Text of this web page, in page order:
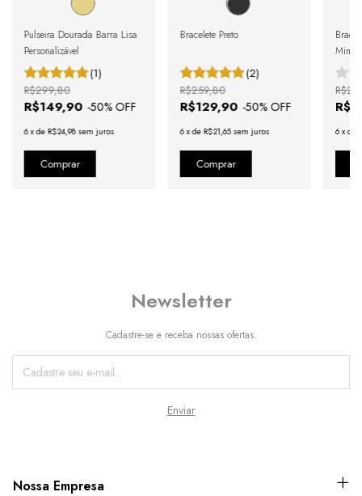
Pulseira Dourada Barra Lisa
Personalizável
(1)
R$149,90 -50% OFF
R$299,80
6 xde R$24,98 sem juros
Bracelete Preto
(2)
R$129,90 -50% OFF
R$259,80
6 xde R$21,65 sem juros 6 x de
Newsletter
Cadastre-se e receba nossas ofertas.
Nossa Empresa